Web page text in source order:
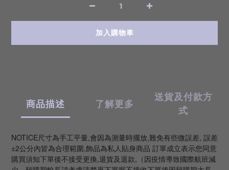
加入購物車
商品描述 了解更多
送貨及付款方
式
NOTICE尺寸為手工平量,會因為測量時擺放,難免有些微誤差, 誤差
±2公分內皆為合理範圍,飾品為私人貼身商品 訂單成立表示您同意
購買須知下單後不接受更換,退貨及退款,（因疫情導致國際航班減